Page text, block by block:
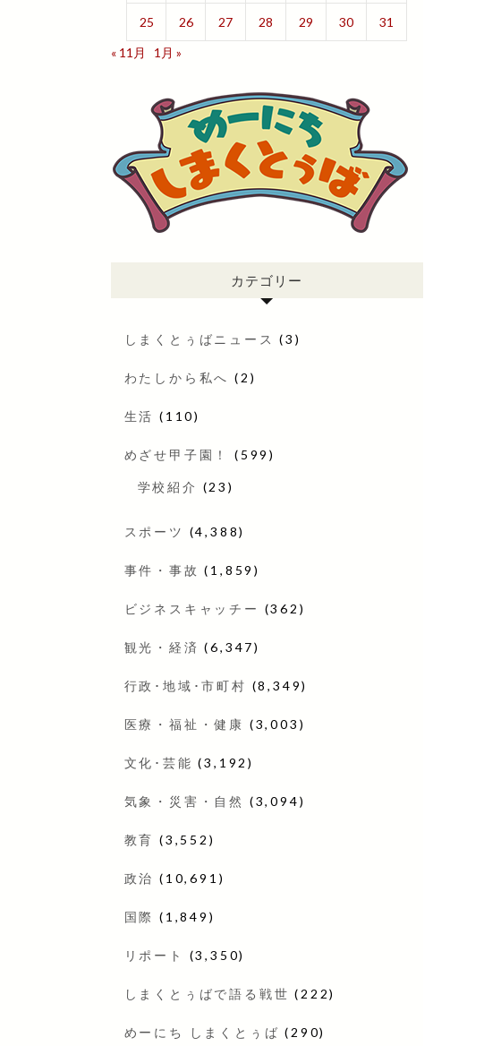
25 26 27 28 29 30
31
« 11月
1月 »
カテゴリー
しまくとぅばニュース (3)
わたしから私へ (2)
生活 (110)
めざせ甲子園！ (599)
学校紹介 (23)
スポーツ (4,388)
事件・事故 (1,859)
ビジネスキャッチー (362)
観光・経済 (6,347)
行政･地域･市町村 (8,349)
医療・福祉・健康 (3,003)
文化･芸能 (3,192)
気象・災害・自然 (3,094)
教育 (3,552)
政治 (10,691)
国際 (1,849)
リポート (3,350)
しまくとぅばで語る戦世 (222)
めーにち しまくとぅば (290)